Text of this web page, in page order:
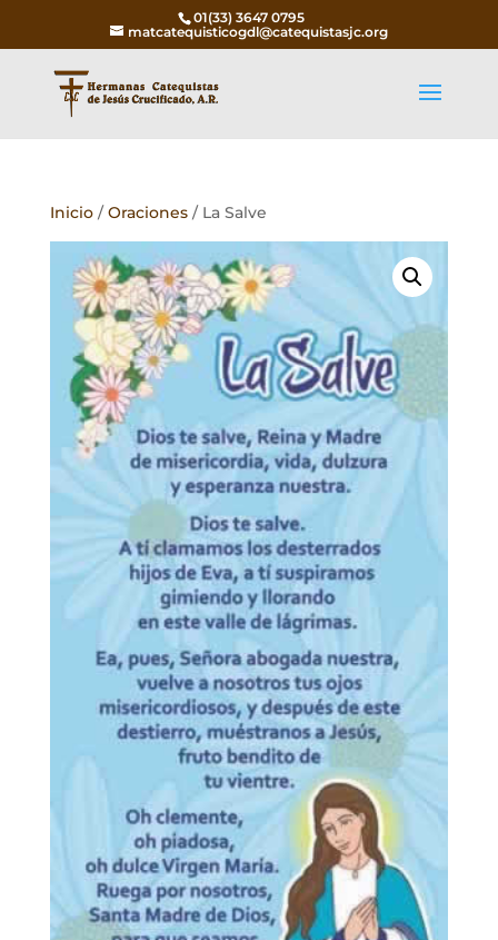
01(33) 3647 0795
matcatequisticogdl@catequistasjc.org
Inicio/Oraciones/ La Salve